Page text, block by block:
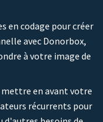
en codage pour créer
avec Donorbox,
à votre image de
en avant votre
récurrents pour